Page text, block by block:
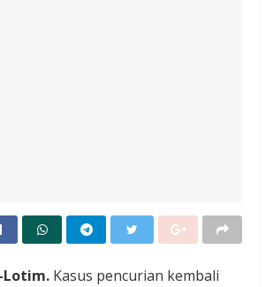
Lotim. Kasus pencurian kembali